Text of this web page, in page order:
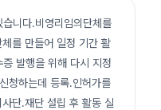
니다.비영리임의단체를
를 만들어 일정 기간 활
발행을 위해 다시 지정
청하는데 등록.인허가를
단.재단 설립 후 활동 실